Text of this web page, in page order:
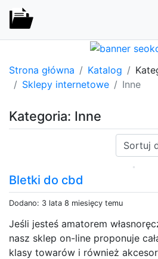
Strona główna Katalog
Sklepy internetowe
Inne
Kategoria: Inne
Sortuj:
Bletki do cbd
Dodano: 3 lata 8 miesięcy temu
Jeśli jesteś amatorem
nasz sklep on-line proponuje
klasy towarów i również